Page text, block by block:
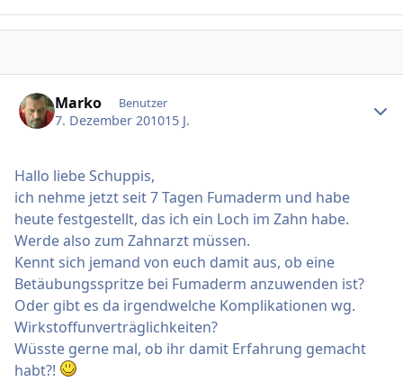
Marko Benutzer
7. Dezember 201015 J.
Hallo liebe Schuppis,
ich nehme jetzt seit 7 Tagen Fumaderm und habe
heute festgestellt, das ich ein Loch im Zahn habe.
Werde also zum Zahnarzt müssen.
Kennt sich jemand von euch damit aus, ob eine
Betäubungsspritze bei Fumaderm anzuwenden ist?
Oder gibt es da irgendwelche Komplikationen wg.
Wirkstoffunverträglichkeiten?
Wüsste gerne mal, ob ihr damit Erfahrung gemacht
habt?!